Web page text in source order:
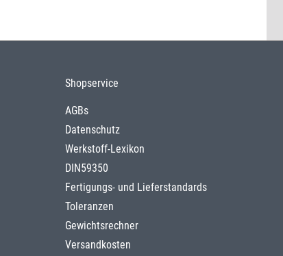
Shopservice
AGBs
Datenschutz
Werkstoff-Lexikon
DIN59350
Fertigungs- und Lieferstandards
Toleranzen
Gewichtsrechner
Versandkosten